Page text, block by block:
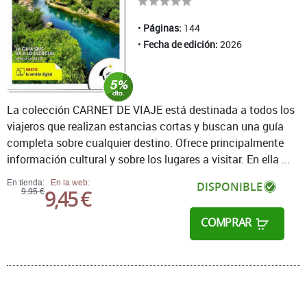
Páginas: 144
Fecha de edición: 2026
En tienda:
9,95 €
En la web:
9,45 € DISPONIBLE
COMPRAR
La colección CARNET DE VIAJE está destinada a todos los
viajeros que realizan estancias cortas y buscan una guía
completa sobre cualquier destino. Ofrece principalmente
información cultural y sobre los lugares a visitar. En ella ...